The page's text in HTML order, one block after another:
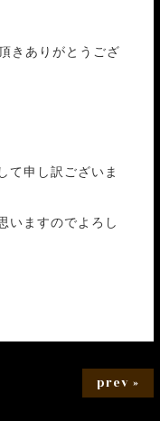
きありがとうござ
て申し訳ございま
いますのでよろし
prev »